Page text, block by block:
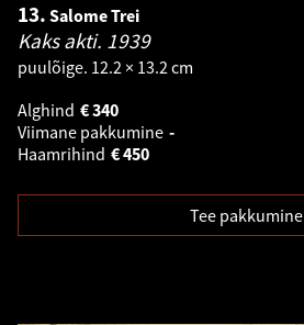
13. Salome Trei
Kaks akti. 1939
puulõige. 12.2 × 13.2 cm
Alghind
340
€
Viimane pakkumine -
Haamrihind
450
€
Tee pakkumine